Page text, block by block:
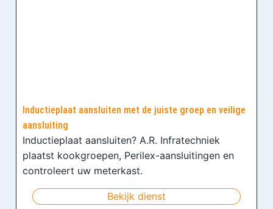
Inductieplaat aansluiten met de juiste groep en veilige
aansluiting
Inductieplaat aansluiten? A.R. Infratechniek
plaatst kookgroepen, Perilex-aansluitingen en
controleert uw meterkast.
Bekijk dienst